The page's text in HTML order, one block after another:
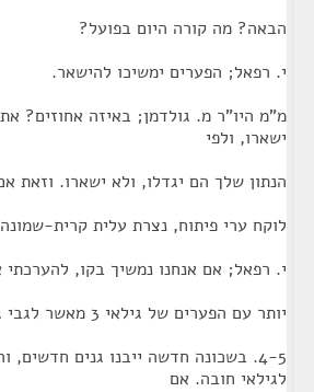
הבאה? מה קורה היום בפועל?
י. רפאל; הפערים ימשיכו להישאר.
מ"מ היו"ר מ. גולדמן; באיזה אחוזים?
ישארו, ולפי
הנתון שלך הם יגדלו, ולא ישארו. וזאת
לוקח ערי פיתוח, נצרת עלית קרית-
י. רפאל; אם אנחנו נמשיך בקו, להערכתי
יותר עם הפערים של גילאי 3 מאשר לגבי גילאי
4-5. בשכונה חדשה ייבנו גנים חדשים,
לגילאי חובה. אם